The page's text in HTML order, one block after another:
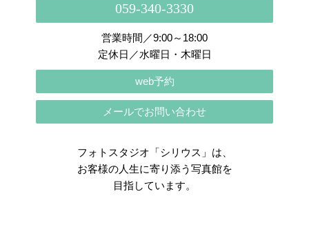
059-340-3330
営業時間／9:00～18:00
定休日／水曜日・木曜日
web予約
メールでお問い合わせ
フォトスタジオ「シリウス」は、
お客様の人生に寄り添う写真館を
目指しています。